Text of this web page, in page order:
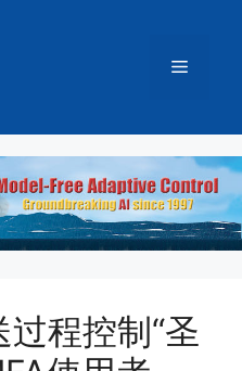
菜
单
程控制“圣